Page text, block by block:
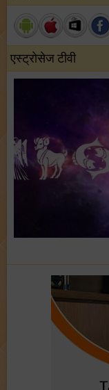
एस्ट्रोसेज टीवी